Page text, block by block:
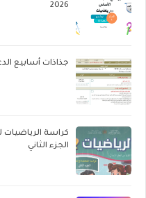
2026
جذاذات أسابيع
الجزء الثاني